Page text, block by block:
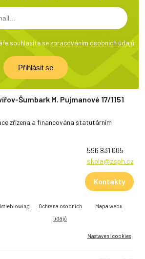
souhlasíte sezpracováním osobních údajů
Šumbark M. Pujmanové 17/1151
zřízena a financována statutárním
596 831 005
skola@zsph.cz
Kontakty
Ochrana osobních
údajů
Mapa webu
Nastavení cookies